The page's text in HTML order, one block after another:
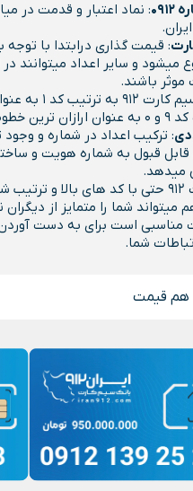
: نماد اعتبار و قدمت در
: قیمت گذاری درابتدا با
میشود و سایر اعداد میتوانند
باشند.
کد های سیم کارت
912 هستند.
: ترکیب اعداد در شماره و وجود
قابل قبول به شماره هویت و
میدهد.
سیم کارت 912 حتی با کد های بالا و
میتواند شما را متمایز از
مناسبی است برای به دست
شما.
هم قیمت